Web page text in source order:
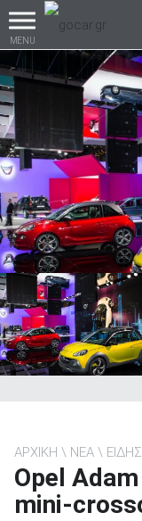
MENU
Βρες
Καινούρια
ΑΝΑΖΗΤΗΣΗ
ΑΡΧΙΚΗ ΝΕΑ
Opel
mini-